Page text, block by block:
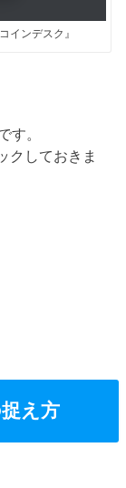
インデスク』
す。
クしておきま
え方